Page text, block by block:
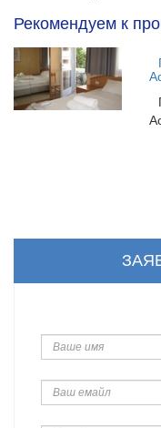
Рекомендуем к
имя
емайл